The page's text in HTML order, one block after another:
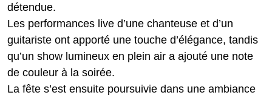
détendue.
Les performances live d’une chanteuse et d’un
guitariste ont apporté une touche d’élégance, tandis
qu’un show lumineux en plein air a ajouté une note
de couleur à la soirée.
La fête s’est ensuite poursuivie dans une ambiance